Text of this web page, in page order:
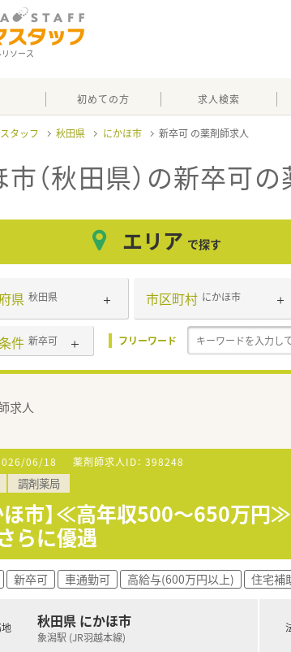
ソース
初めての方 求人検索
タッフ 秋田県 にかほ市 新卒可
（秋田県）の新卒可の
エリア で探す
県 秋田県 市区町村 にかほ市
件 新卒可 フリーワード
求人
06/18 薬剤師求人ID： 398248
調剤薬局
ほ市】≪高年収500～650万
らに優遇
新卒可 車通勤可 高給与(600万円以上) 住宅補
秋田県 にかほ市
象潟駅 (JR羽越本線)